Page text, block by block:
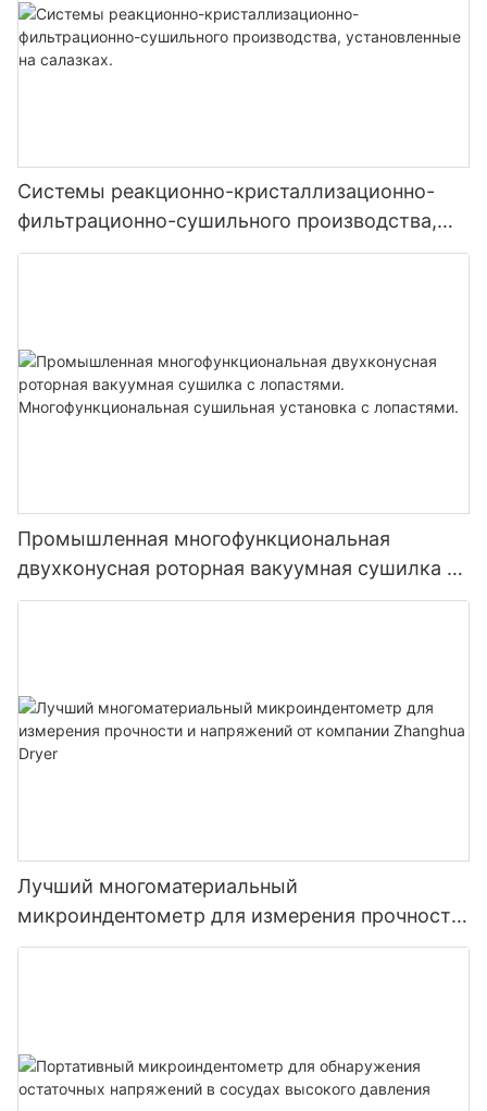
Системы реакционно-кристаллизационно-
фильтрационно-сушильного производства,
установленные на салазках.
Промышленная многофункциональная
двухконусная роторная вакуумная сушилка с
лопастями. Многофункциональная сушильная
Лучший многоматериальный
микроиндентометр для измерения прочности
и напряжений от компании Zhanghua Dryer